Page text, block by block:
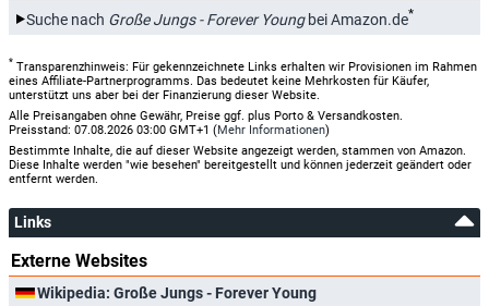
Suche nach Große Jungs - Forever Youngbei Amazon.de*
* Transparenzhinweis: Für gekennzeichnete Links erhalten wir Provisionen im Rahmen
eines Affiliate-Partnerprogramms. Das bedeutet keine Mehrkosten für Käufer,
unterstützt uns aber bei der Finanzierung dieser Website.
Alle Preisangaben ohne Gewähr, Preise ggf. plus Porto & Versandkosten.
Preisstand: 07.08.2026 03:00 GMT+1 (Mehr Informationen)
Bestimmte Inhalte, die auf dieser Website angezeigt werden, stammen von Amazon.
Diese Inhalte werden "wie besehen" bereitgestellt und können jederzeit geändert oder
entfernt werden.
Links
Externe Websites
Wikipedia: Große Jungs - Forever Young